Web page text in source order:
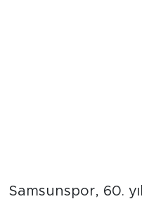
Samsunspor, 60.